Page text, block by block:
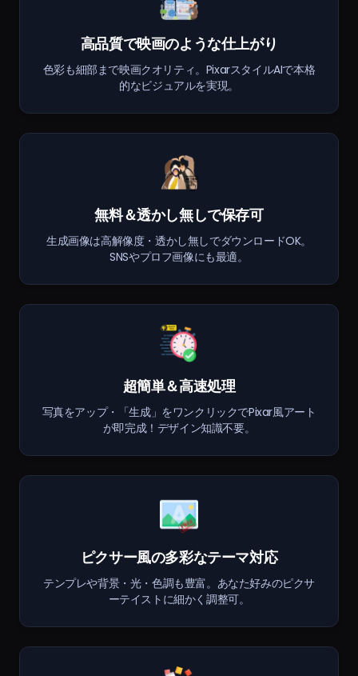
高品質で映画のような仕上がり
色彩も細部まで映画クオリティ。PixarスタイルAIで本格
的なビジュアルを実現。
無料＆透かし無しで保存可
生成画像は高解像度・透かし無しでダウンロードOK。
SNSやプロフ画像にも最適。
超簡単＆高速処理
写真をアップ・「生成」をワンクリックでPixar風アート
が即完成！デザイン知識不要。
ピクサー風の多彩なテーマ対応
テンプレや背景・光・色調も豊富。あなた好みのピクサ
ーテイストに細かく調整可。